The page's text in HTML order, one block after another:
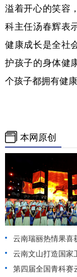
溢着开心的笑容
科主任汤春辉表
健康成长是全社
护孩子的身体健
个孩子都拥有健
本网原创
云南瑞丽热情果喜
云南文山打造国家
第四届全国青科赛